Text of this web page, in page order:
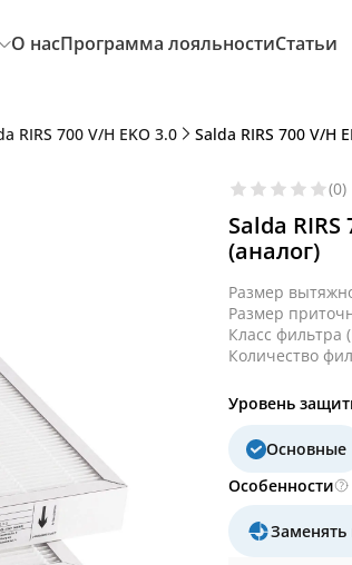
О насПрограмма лояльностиСтатьи
RIRS 700 V/H EKO 3.0 Salda RIRS 700 V/H
(0)
Salda
(аналог)
Размер
Размер
Класс фильтра
Количество
Уровень
Основные
Особенности
Заменять